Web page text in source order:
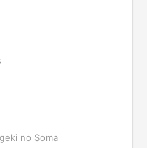
no Soma